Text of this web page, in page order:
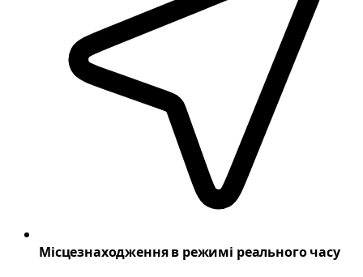
Місцезнаходження в режимі реального часу